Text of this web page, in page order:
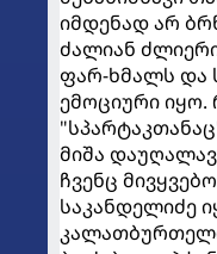
იმდენად არ
ძალიან
ფარ-ხმალს
ემოციური იყო.
მიშა
ჩვენც
საკანდელიძე